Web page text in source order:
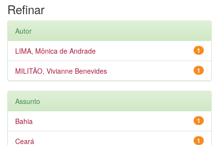
Refinar
Autor
1
LIMA, Mônica de Andrade
1
MILITÃO, Vivianne Benevides
Assunto
1
Bahia
1
Ceará